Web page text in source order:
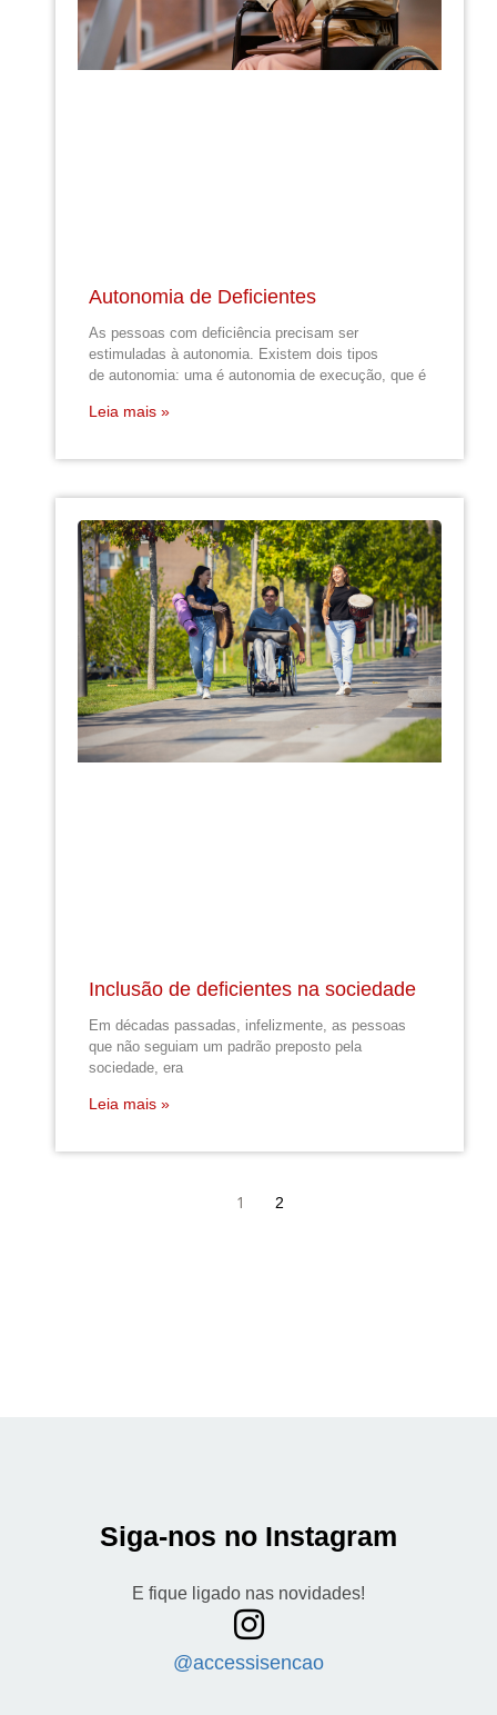
Autonomia de Deficientes
As pessoas com deficiência precisam ser
estimuladas à autonomia. Existem dois tipos
de autonomia: uma é autonomia de execução, que é
Leia mais »
Inclusão de deficientes na sociedade
Em décadas passadas, infelizmente, as pessoas
que não seguiam um padrão preposto pela
sociedade, era
Leia mais »
1 2
Siga-nos no Instagram
E fique ligado nas novidades!
@accessisencao